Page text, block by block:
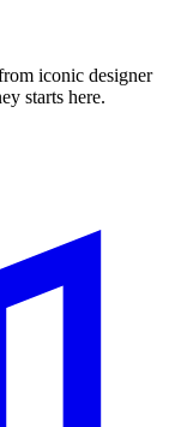
iconic designer
starts here.